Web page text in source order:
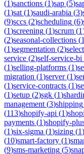
(1)sanctions (1)sap (5)
(1)sat (1)saudi-arabia (3)
(9)sccs (2)scheduling (6)
(1)screening (1)scrum (1
(2)seasonal-collections (1
(1)segmentation (2)
service (2)self-service-bi
(1)selling-platforms (1)
migration (1)server(1)
(1)service-contracts (1)
(1)setup (2)sgk (1)
management (3)shipping
(113)shopify-api (1)
payments (1)shopify-
(1)six-sigma (1)sizing (1)
(10)smart-factory (1)
(9)sms-marketing (5)